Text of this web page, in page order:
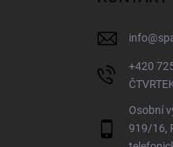
info@
+420
Osobní
919/16,